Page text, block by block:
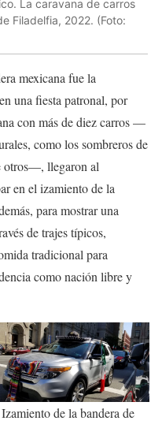
La caravana de carros
Filadelfia, 2022. (Foto:
mexicana fue la
una fiesta patronal, por
con más de diez carros —
como los sombreros de
otros—, llegaron al
en el izamiento de la
para mostrar una
de trajes típicos,
tradicional para
como nación libre y
Izamiento de la bandera de